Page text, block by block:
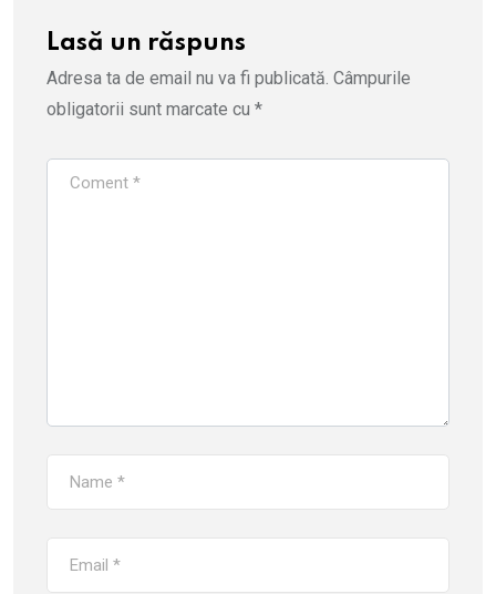
Lasă un răspuns
Adresa ta de email nu va fi publicată. Câmpurile
obligatorii sunt marcate cu *